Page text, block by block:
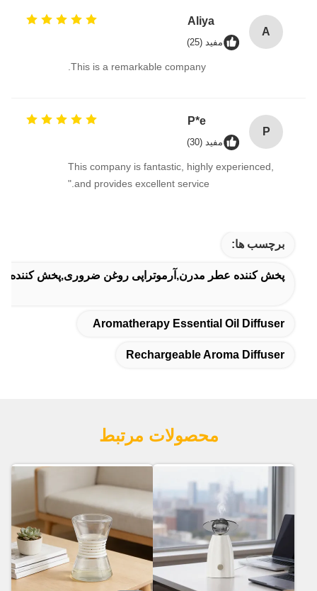
A
Aliya
مفید (25)
This is a remarkable company.
P
P*e
مفید (30)
This company is fantastic, highly experienced,
and provides excellent service."
برچسب ها:
پخش کننده عطر مدرن,آرموتراپی روغن ضروری,پخش کننده
Aromatherapy Essential Oil Diffuser
Rechargeable Aroma Diffuser
محصولات مرتبط